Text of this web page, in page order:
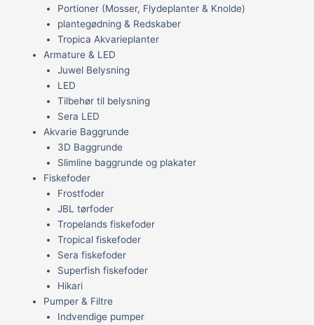
Portioner (Mosser, Flydeplanter & Knolde)
plantegødning & Redskaber
Tropica Akvarieplanter
Armature & LED
Juwel Belysning
LED
Tilbehør til belysning
Sera LED
Akvarie Baggrunde
3D Baggrunde
Slimline baggrunde og plakater
Fiskefoder
Frostfoder
JBL tørfoder
Tropelands fiskefoder
Tropical fiskefoder
Sera fiskefoder
Superfish fiskefoder
Hikari
Pumper & Filtre
Indvendige pumper